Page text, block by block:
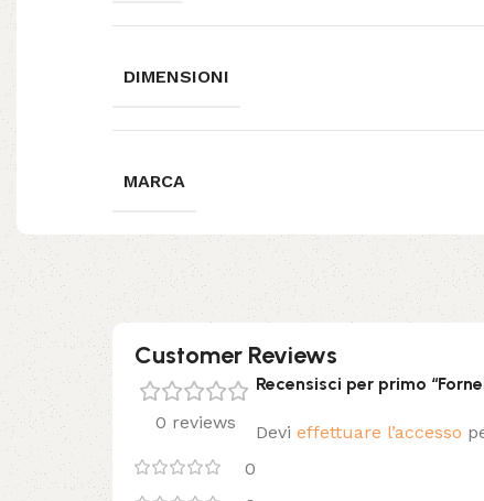
DIMENSIONI
MARCA
Customer Reviews
0 reviews
0
Recensisci per primo
Devi effettuare l’accesso